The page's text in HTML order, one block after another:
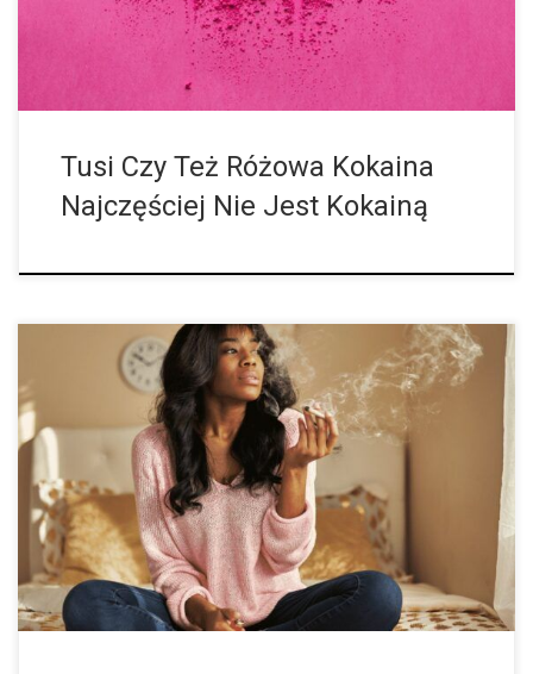
Tusi Czy Też Różowa Kokaina
Najczęściej Nie Jest Kokainą
Każda kobieta w wieku rozrodczym co miesiąc zmaga się z tym
samym – ból, wahania nastroju, przyrost masy ciała i
nieprzyjemne napady głodu. Miesiączka jest czymś, czego
matka natura mogłaby […]